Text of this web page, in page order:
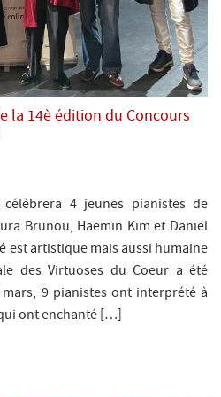
la 14è édition du Concours
4 jeunes pianistes de
Brunou, Haemin Kim et Daniel
est artistique mais aussi humaine
des Virtuoses du Coeur a été
9 pianistes ont interprété à
ont enchanté […]